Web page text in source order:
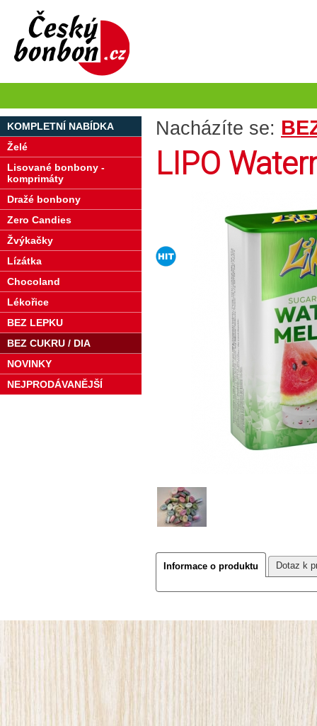
Nacházíte se:
LIPO
Informace o produktu Dotaz k
KOMPLETNÍ NABÍDKA
Želé
Lisované bonbony -
komprimáty
Dražé bonbony
Zero Candies
Žvýkačky
Lízátka
Chocoland
Lékořice
BEZ LEPKU
BEZ CUKRU / DIA
NOVINKY
NEJPRODÁVANĚJŠÍ